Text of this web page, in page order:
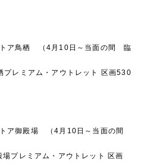
トア鳥栖 （4月10日～当面の間 臨
レミアム・アウトレット 区画530
トア御殿場 （4月10日～当面の間
プレミアム・アウトレット 区画